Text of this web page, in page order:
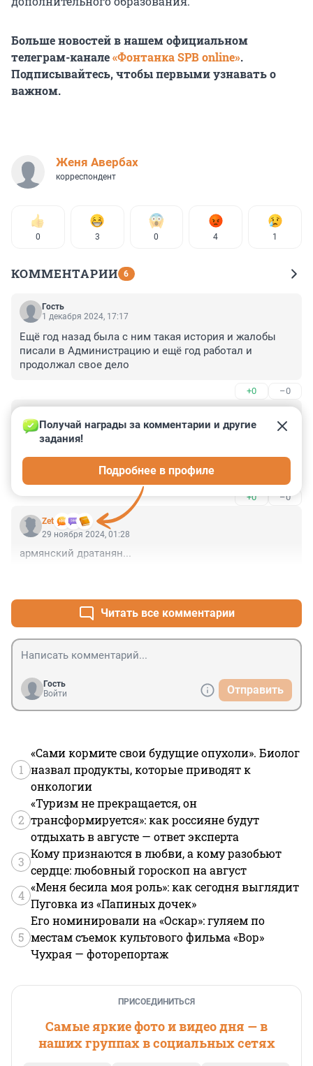
Больше новостей в нашем официальном
телеграм-канале«Фонтанка SPB online».
Подписывайтесь, чтобы первыми узнавать о
важном.
Женя Авербах
корреспондент
0 3 0 4 1
КОММЕНТАРИИ 6
Гость
1 декабря 2024, 17:17
Ещё год назад была с ним такая история и жалобы
писали в Администрацию и ещё год работал и
продолжал свое дело
+0 –0
29 ноября 2024, 15:37
В статье забыли упомянуть что он еще озабоченный,
и пристает к ученицам когда жены рядом нет, и этому
человеку дали приз человек года 2023, и куда
комиссия смотрела?
+0 –0
Zet
Получай награды за комментарии и другие
задания!
Подробнее в профиле
29 ноября 2024, 01:28
армянский дратанян...
Читать все комментарии
Гость
Войти
Отправить
1
«Сами кормите свои будущие опухоли». Биолог
назвал продукты, которые приводят к
онкологии
2
«Туризм не прекращается, он
трансформируется»: как россияне будут
отдыхать в августе — ответ эксперта
3
Кому признаются в любви, а кому разобьют
сердце: любовный гороскоп на август
4
«Меня бесила моя роль»: как сегодня выглядит
Пуговка из «Папиных дочек»
5
Его номинировали на «Оскар»: гуляем по
местам съемок культового фильма «Вор»
Чухрая — фоторепортаж
ПРИСОЕДИНИТЬСЯ
Самые яркие фото и видео дня — в
наших группах в социальных сетях